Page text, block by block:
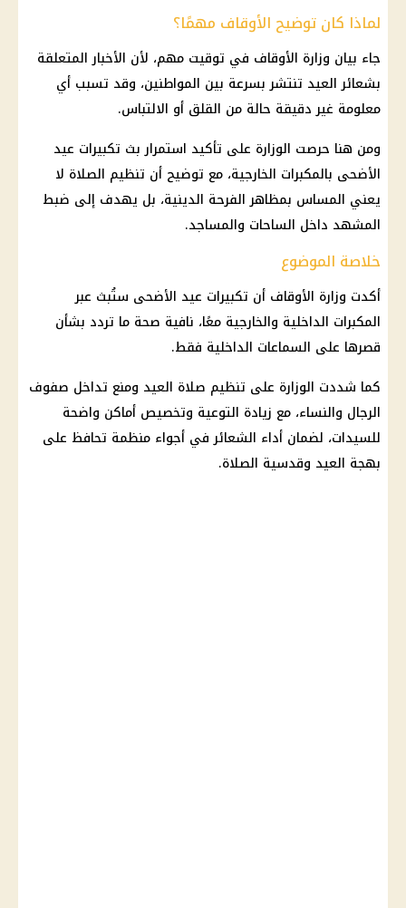
لماذا كان توضيح الأوقاف مهمًا؟
جاء بيان وزارة الأوقاف في توقيت مهم، لأن الأخبار المتعلقة
بشعائر العيد تنتشر بسرعة بين المواطنين، وقد تسبب أي
معلومة غير دقيقة حالة من القلق أو الالتباس.
ومن هنا حرصت الوزارة على تأكيد استمرار بث تكبيرات عيد
الأضحى بالمكبرات الخارجية، مع توضيح أن تنظيم الصلاة لا
يعني المساس بمظاهر الفرحة الدينية، بل يهدف إلى ضبط
المشهد داخل الساحات والمساجد.
خلاصة الموضوع
أكدت وزارة الأوقاف أن تكبيرات عيد الأضحى ستُبث عبر
المكبرات الداخلية والخارجية معًا، نافية صحة ما تردد بشأن
قصرها على السماعات الداخلية فقط.
كما شددت الوزارة على تنظيم صلاة العيد ومنع تداخل صفوف
الرجال والنساء، مع زيادة التوعية وتخصيص أماكن واضحة
للسيدات، لضمان أداء الشعائر في أجواء منظمة تحافظ على
بهجة العيد وقدسية الصلاة.